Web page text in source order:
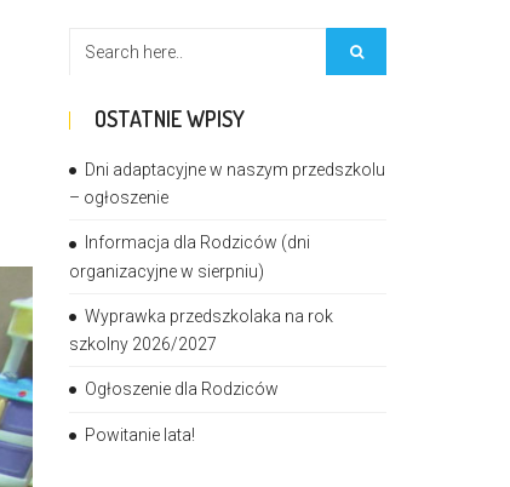
OSTATNIE WPISY
Dni adaptacyjne w naszym przedszkolu
– ogłoszenie
Informacja dla Rodziców (dni
organizacyjne w sierpniu)
Wyprawka przedszkolaka na rok
szkolny 2026/2027
Ogłoszenie dla Rodziców
Powitanie lata!